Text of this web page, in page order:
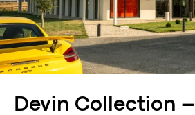
Devin Collection –